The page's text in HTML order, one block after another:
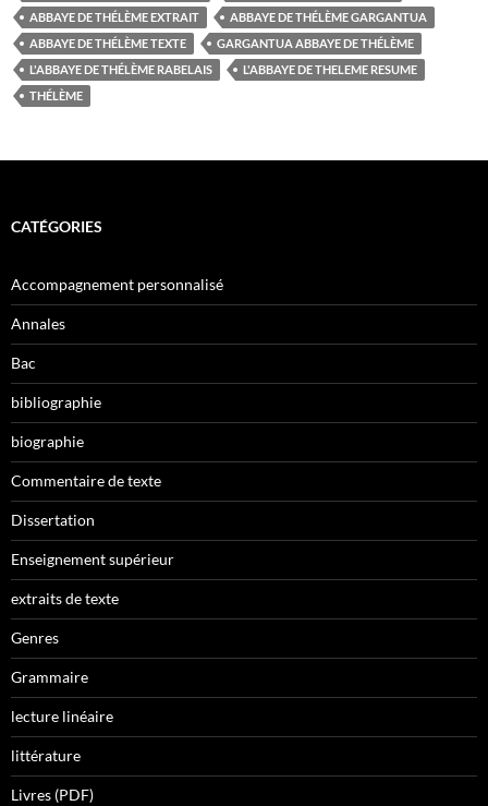
ABBAYE DE THÉLÈME EXTRAIT
ABBAYE DE THÉLÈME GARGANTUA
ABBAYE DE THÉLÈME TEXTE
GARGANTUA ABBAYE DE THÉLÈME
L'ABBAYE DE THÉLÈME RABELAIS
L'ABBAYE DE THELEME RESUME
THÉLÈME
CATÉGORIES
Accompagnement personnalisé
Annales
Bac
bibliographie
biographie
Commentaire de texte
Dissertation
Enseignement supérieur
extraits de texte
Genres
Grammaire
lecture linéaire
littérature
Livres (PDF)